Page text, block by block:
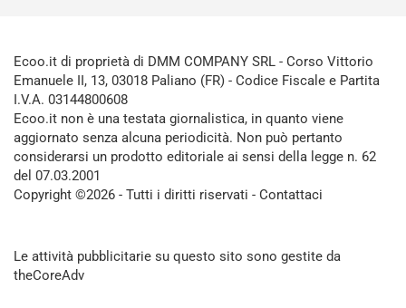
Ecoo.it di proprietà di DMM COMPANY SRL - Corso Vittorio
Emanuele II, 13, 03018 Paliano (FR) - Codice Fiscale e Partita
I.V.A. 03144800608
Ecoo.it non è una testata giornalistica, in quanto viene
aggiornato senza alcuna periodicità. Non può pertanto
considerarsi un prodotto editoriale ai sensi della legge n. 62
del 07.03.2001
Copyright ©2026 - Tutti i diritti riservati - Contattaci
Le attività pubblicitarie su questo sito sono gestite da
theCoreAdv